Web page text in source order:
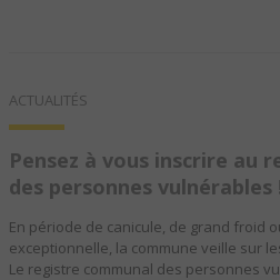
ACTUALITÉS
Pensez à vous inscrire au
des personnes vulnérables
En période de canicule, de grand froid
exceptionnelle, la commune veille sur
Le registre communal des personnes